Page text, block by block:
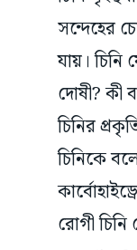
সন্দেহের
যায়। চিনি
দোষী? কী
চিনির
চিনিকে
রোগী চিনি